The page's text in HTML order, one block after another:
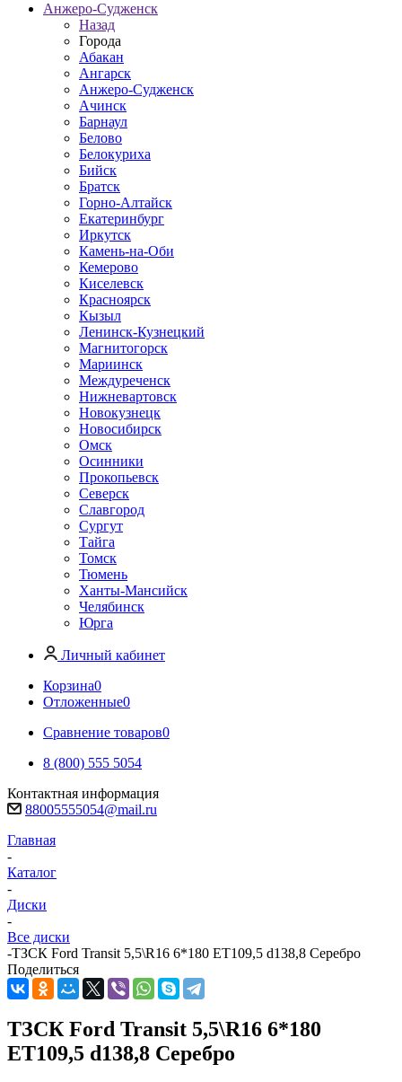
Анжеро-Судженск
Назад
Города
Абакан
Ангарск
Анжеро-Судженск
Ачинск
Барнаул
Белово
Белокуриха
Бийск
Братск
Горно-Алтайск
Екатеринбург
Иркутск
Камень-на-Оби
Кемерово
Киселевск
Красноярск
Кызыл
Ленинск-Кузнецкий
Магнитогорск
Мариинск
Междуреченск
Нижневартовск
Новокузнецк
Новосибирск
Омск
Осинники
Прокопьевск
Северск
Славгород
Сургут
Тайга
Томск
Тюмень
Ханты-Мансийск
Челябинск
Юрга
Личный кабинет
Корзина0
Отложенные0
Сравнение товаров0
8 (800) 555 5054
Контактная информация
88005555054@mail.ru
Главная
-
Каталог
-
Диски
-
Все диски
-ТЗСК Ford Transit 5,5\R16 6*180 ET109,5 d138,8 Серебро
Поделиться
ТЗСК Ford Transit 5,5\R16 6*180
ET109,5 d138,8 Серебро